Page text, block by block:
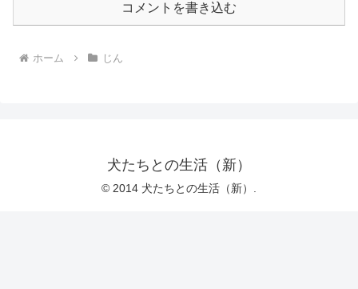
コメントを書き込む
ホーム じん
犬たちとの生活（新）
© 2014 犬たちとの生活（新）.